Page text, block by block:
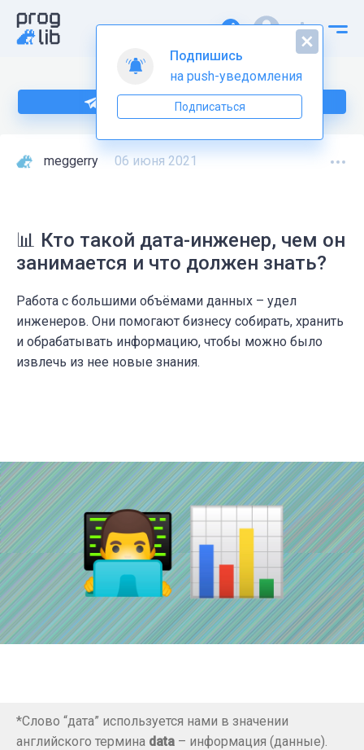
Подпишитесь на нас в Telegram
meggerry 06 июня 2021
📊 Кто такой дата-инженер, чем он
занимается и что должен знать?
Работа с большими объёмами данных – удел
инженеров. Они помогают бизнесу собирать, хранить
и обрабатывать информацию, чтобы можно было
извлечь из нее новые знания.
*Слово “дата” используется нами в значении
английского термина data – информация (данные).
Подпишись
на push-уведомления
Подписаться